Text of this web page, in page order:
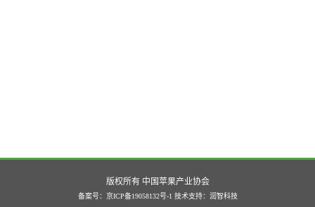
版权所有 中国苹果产业协会
备案号：京ICP备19058132号-1 技术支持： 润智科技